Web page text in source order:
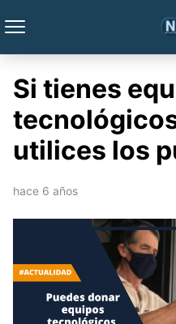
Si tienes
utilices los
hace 6 años